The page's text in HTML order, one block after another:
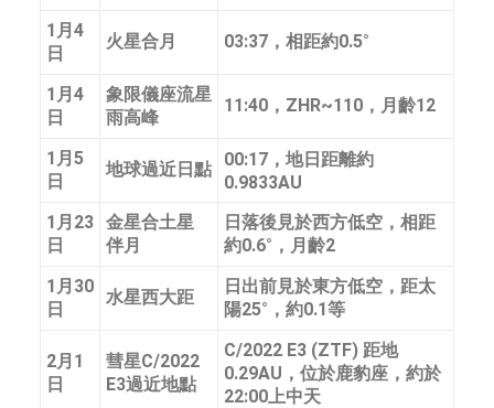
1月4
日
火星合月 03:37，相距約0.5°
1月4
日
象限儀座流星
雨高峰
11:40，ZHR~110，月齡12
1月5
日
地球過近日點
00:17，地日距離約
0.9833AU
1月23
日
金星合土星
伴月
日落後見於西方低空，相距
約0.6°，月齡2
1月30
日
水星西大距
日出前見於東方低空，距太
陽25°，約0.1等
2月1
日
彗星C/2022
E3過近地點
C/2022 E3 (ZTF) 距地
0.29AU，位於鹿豹座，約於
22:00上中天